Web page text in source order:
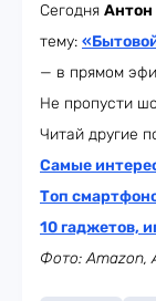
Сегодня Антон
тему:
— в прямом
Не пропусти
Читай другие
Самые
Топ
10 гаджетов,
Фото: Amazon,